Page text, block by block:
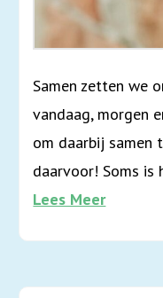
Samen zetten we
vandaag, morgen
om daarbij samen
daarvoor! Soms
Lees Meer